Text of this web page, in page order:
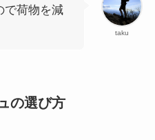
taku
で荷物を減
の選び方